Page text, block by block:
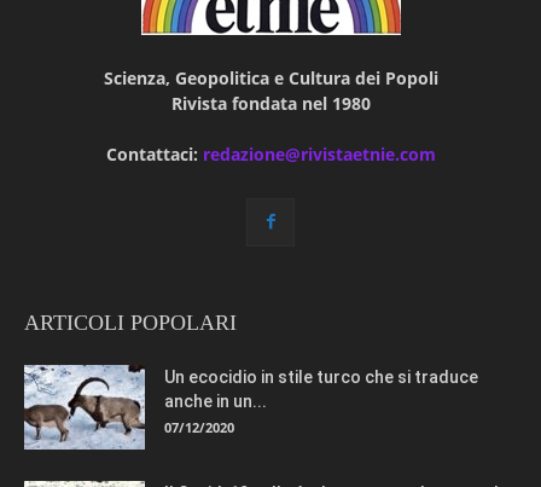
Scienza, Geopolitica e Cultura dei Popoli
Rivista fondata nel 1980
Contattaci: redazione@rivistaetnie.com
ARTICOLI POPOLARI
Un ecocidio in stile turco che si traduce
anche in un...
07/12/2020